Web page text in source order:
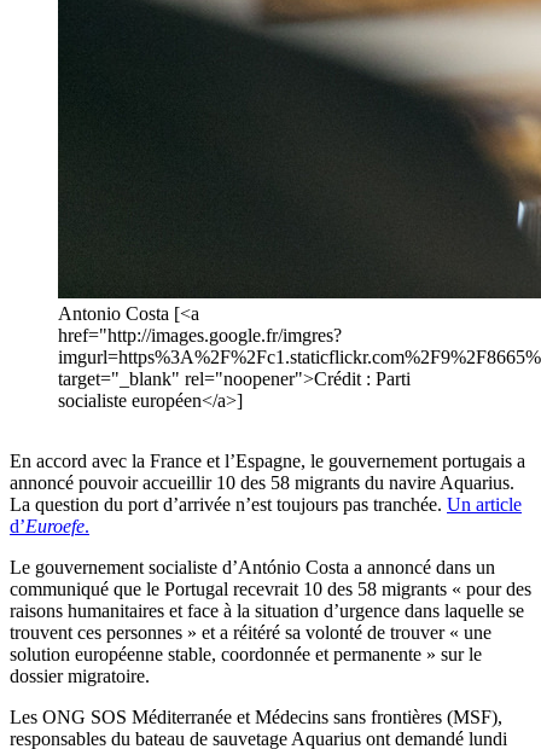
Antonio Costa [<a
href="http://images.google.fr/imgres?
target="_blank" rel="noopener">Crédit : Parti
socialiste européen</a>]
En accord avec la France et l’Espagne, le gouvernement portugais a
annoncé pouvoir accueillir 10 des 58 migrants du navire Aquarius.
La question du port d’arrivée n’est toujours pas tranchée. Un article
d’Euroefe.
Le gouvernement socialiste d’António Costa a annoncé dans un
communiqué que le Portugal recevrait 10 des 58 migrants « pour des
raisons humanitaires et face à la situation d’urgence dans laquelle se
trouvent ces personnes » et a réitéré sa volonté de trouver « une
solution européenne stable, coordonnée et permanente » sur le
dossier migratoire.
Les ONG SOS Méditerranée et Médecins sans frontières (MSF),
responsables du bateau de sauvetage Aquarius ont demandé lundi